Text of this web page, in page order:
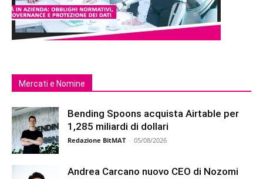
Mercati e Nomine
Bending Spoons acquista Airtable per
1,285 miliardi di dollari
Redazione BitMAT - 05/08/2026
Andrea Carcano nuovo CEO di Nozomi